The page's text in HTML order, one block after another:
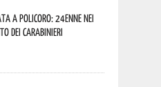
a Policoro: 24enne nei
dei Carabinieri